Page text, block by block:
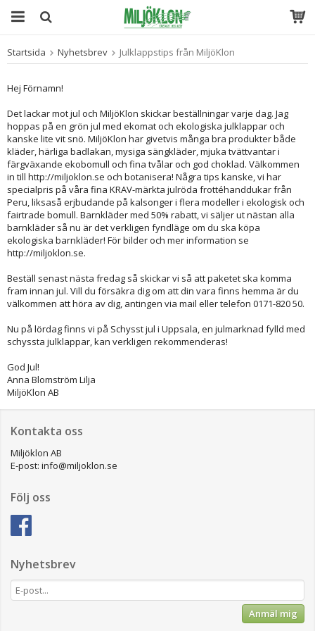
Produkten har blivit tillagd i varukorgen
Startsida Nyhetsbrev Julklappstips från MiljöKlon
Hej Förnamn!
Det lackar mot jul och MiljöKlon skickar beställningar varje dag. Jag
hoppas på en grön jul med ekomat och ekologiska julklappar och
kanske lite vit snö. MiljöKlon har givetvis många bra produkter både
kläder, härliga badlakan, mysiga sängkläder, mjuka tvättvantar i
färgväxande ekobomull och fina tvålar och god choklad. Välkommen
in till http://miljoklon.se och botanisera! Några tips kanske, vi har
specialpris på våra fina KRAV-märkta julröda frottéhanddukar från
Peru, liksaså erjbudande på kalsonger i flera modeller i ekologisk och
fairtrade bomull. Barnkläder med 50% rabatt, vi säljer ut nästan alla
barnkläder så nu är det verkligen fyndläge om du ska köpa
ekologiska barnkläder! För bilder och mer information se
http://miljoklon.se.
Beställ senast nästa fredag så skickar vi så att paketet ska komma
fram innan jul. Vill du försäkra dig om att din vara finns hemma är du
välkommen att höra av dig, antingen via mail eller telefon 0171-820 50.
Nu på lördag finns vi på Schysst jul i Uppsala, en julmarknad fylld med
schyssta julklappar, kan verkligen rekommenderas!
God Jul!
Anna Blomström Lilja
MiljöKlon AB
Kontakta oss
Miljöklon AB
E-post: info@miljoklon.se
Följ oss
Nyhetsbrev
Anmäl mig